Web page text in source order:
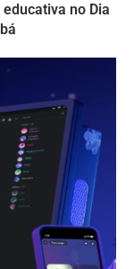
no Dia